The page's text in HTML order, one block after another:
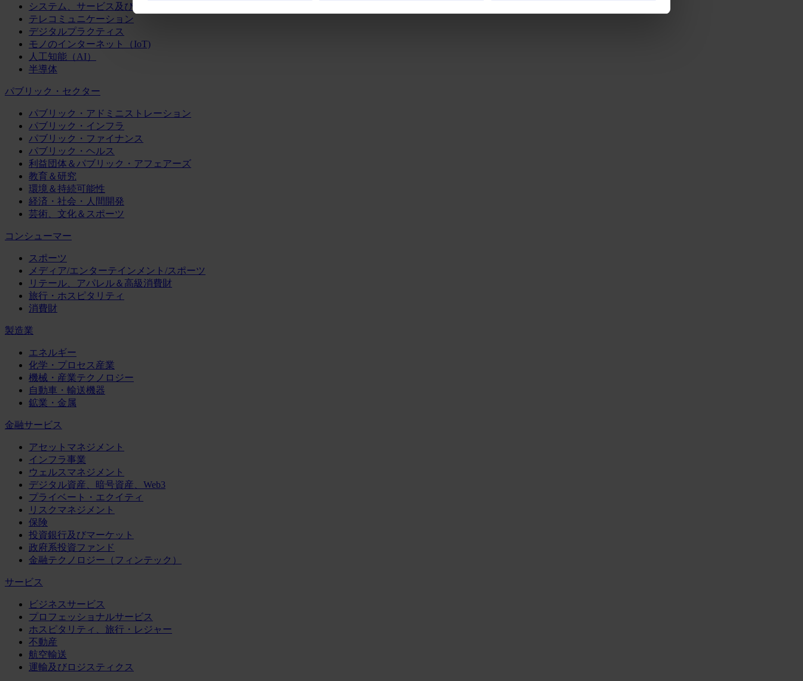
システム、サービス及びソフトウェア
テレコミュニケーション
デジタルプラクティス
モノのインターネット（IoT)
人工知能（AI）
半導体
パブリック・セクター
パブリック・アドミニストレーション
パブリック・インフラ
パブリック・ファイナンス
パブリック・ヘルス
利益団体＆パブリック・アフェアーズ
教育＆研究
環境＆持続可能性
経済・社会・人間開発
芸術、文化＆スポーツ
コンシューマー
スポーツ
メディア/エンターテインメント/スポーツ
リテール、アパレル＆高級消費財
旅行・ホスピタリティ
消費財
製造業
エネルギー
化学・プロセス産業
機械・産業テクノロジー
自動車・輸送機器
鉱業・金属
金融サービス
アセットマネジメント
インフラ事業
ウェルスマネジメント
デジタル資産、暗号資産、Web3
プライベート・エクイティ
リスクマネジメント
保険
投資銀行及びマーケット
政府系投資ファンド
金融テクノロジー（フィンテック）
サービス
ビジネスサービス
プロフェッショナルサービス
ホスピタリティ、旅行・レジャー
不動産
航空輸送
運輸及びロジスティクス